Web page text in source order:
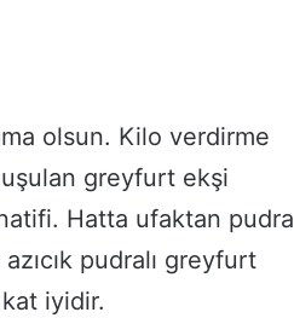
olsun. Kilo verdirme
greyfurt ekşi
Hatta ufaktan pudra
pudralı greyfurt
iyidir.